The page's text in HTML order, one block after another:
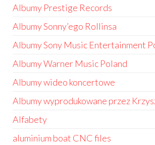
Albumy Prestige Records
Albumy Sonny’ego Rollinsa
Albumy Sony Music Entertainment
Albumy Warner Music Poland
Albumy wideo koncertowe
Albumy wyprodukowane przez
Alfabety
aluminium boat CNC files